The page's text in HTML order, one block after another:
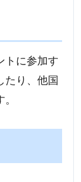
トに参加す
たり、他国